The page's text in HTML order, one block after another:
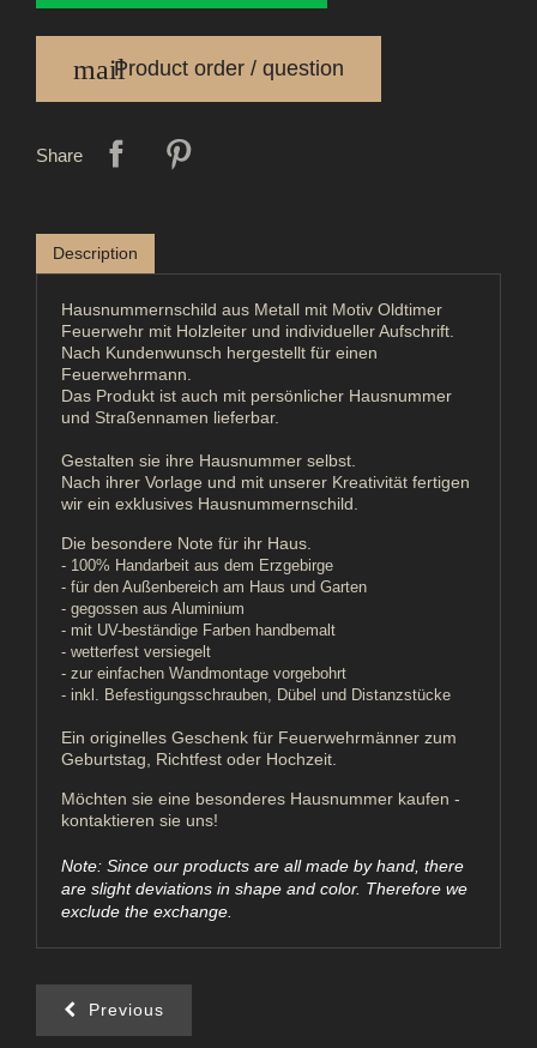
mailProduct order / question
Share
Description
Hausnummernschild aus Metall mit Motiv Oldtimer
Feuerwehr mit Holzleiter und individueller Aufschrift.
Nach Kundenwunsch hergestellt für einen
Feuerwehrmann.
Das Produkt ist auch mit persönlicher Hausnummer
und Straßennamen lieferbar.
Gestalten sie ihre Hausnummer selbst.
Nach ihrer Vorlage und mit unserer Kreativität fertigen
wir ein exklusives Hausnummernschild.
Die besondere Note für ihr Haus.
- 100% Handarbeit aus dem Erzgebirge
- für den Außenbereich am Haus und Garten
- gegossen aus Aluminium
- mit UV-beständige Farben handbemalt
- wetterfest versiegelt
- zur einfachen Wandmontage vorgebohrt
- inkl. Befestigungsschrauben, Dübel und Distanzstücke
Ein originelles Geschenk für Feuerwehrmänner zum
Geburtstag, Richtfest oder Hochzeit.
Möchten sie eine besonderes Hausnummer kaufen -
kontaktieren sie uns!
Note: Since our products are all made by hand, there
are slight deviations in shape and color. Therefore we
exclude the exchange.
Previous